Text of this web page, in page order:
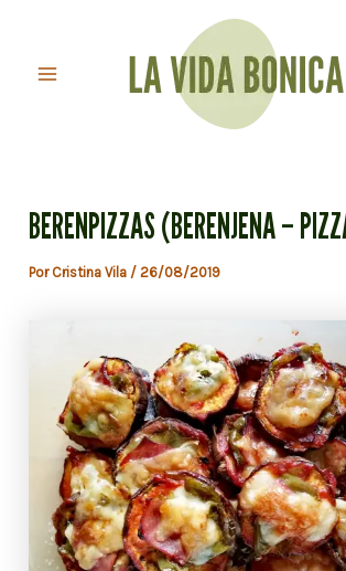
contenido
BERENPIZZAS (BERENJENA –
Por Cristina Vila /26/08/2019